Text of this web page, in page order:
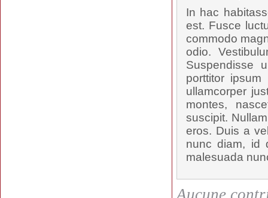
In hac
est. Fusce
commodo
odio.
Suspendisse
porttitor
ullamcorper
montes,
suscipit.
eros. Duis a
nunc diam, id
malesuada
Aucune